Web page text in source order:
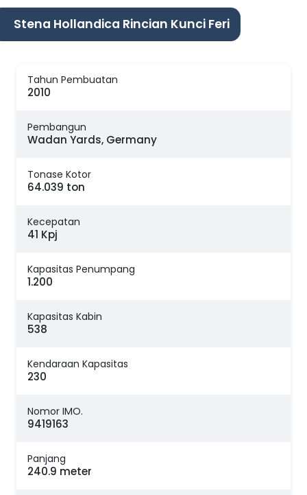
Stena Hollandica Rincian Kunci Feri
Tahun Pembuatan
2010
Pembangun
Wadan Yards, Germany
Tonase Kotor
64.039 ton
Kecepatan
41 Kpj
Kapasitas Penumpang
1.200
Kapasitas Kabin
538
Kendaraan Kapasitas
230
Nomor IMO.
9419163
Panjang
240.9 meter